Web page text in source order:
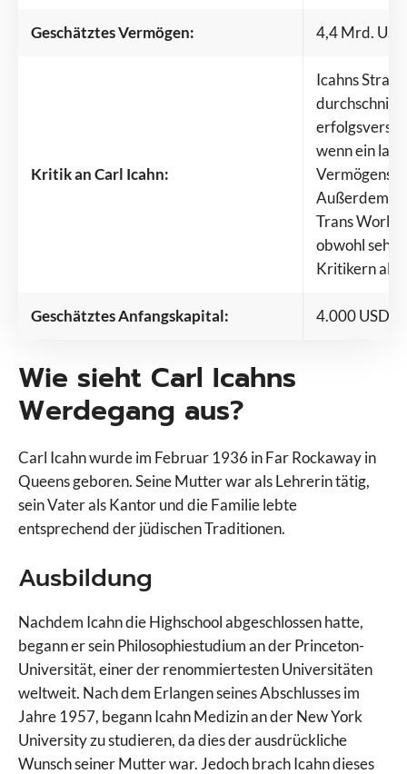
GeschätztesVermögen: 4,4 Mrd. USD
Kritik an Carl Icahn:
Icahns
wenn ein
Außerdem
Trans World
obwohl sehr
Kritikern als
Geschätztes Anfangskapital: 4.000 USD
Wie sieht Carl Icahns
Werdegang aus?
Carl Icahn wurde im Februar 1936 in Far Rockaway in
Queens geboren. Seine Mutter war als Lehrerin tätig,
sein Vater als Kantor und die Familie lebte
entsprechend der jüdischen Traditionen.
Ausbildung
Nachdem Icahn die Highschool abgeschlossen hatte,
begann er sein Philosophiestudium an der Princeton-
Universität, einer der renommiertesten Universitäten
weltweit. Nach dem Erlangen seines Abschlusses im
Jahre 1957, begann Icahn Medizin an der New York
University zu studieren, da dies der ausdrückliche
Wunsch seiner Mutter war. Jedoch brach Icahn dieses